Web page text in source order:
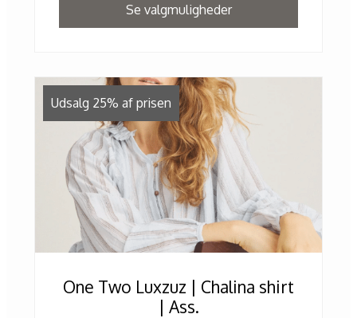
Se valgmuligheder
Udsalg 25% af prisen
One Two Luxzuz | Chalina shirt
| Ass.